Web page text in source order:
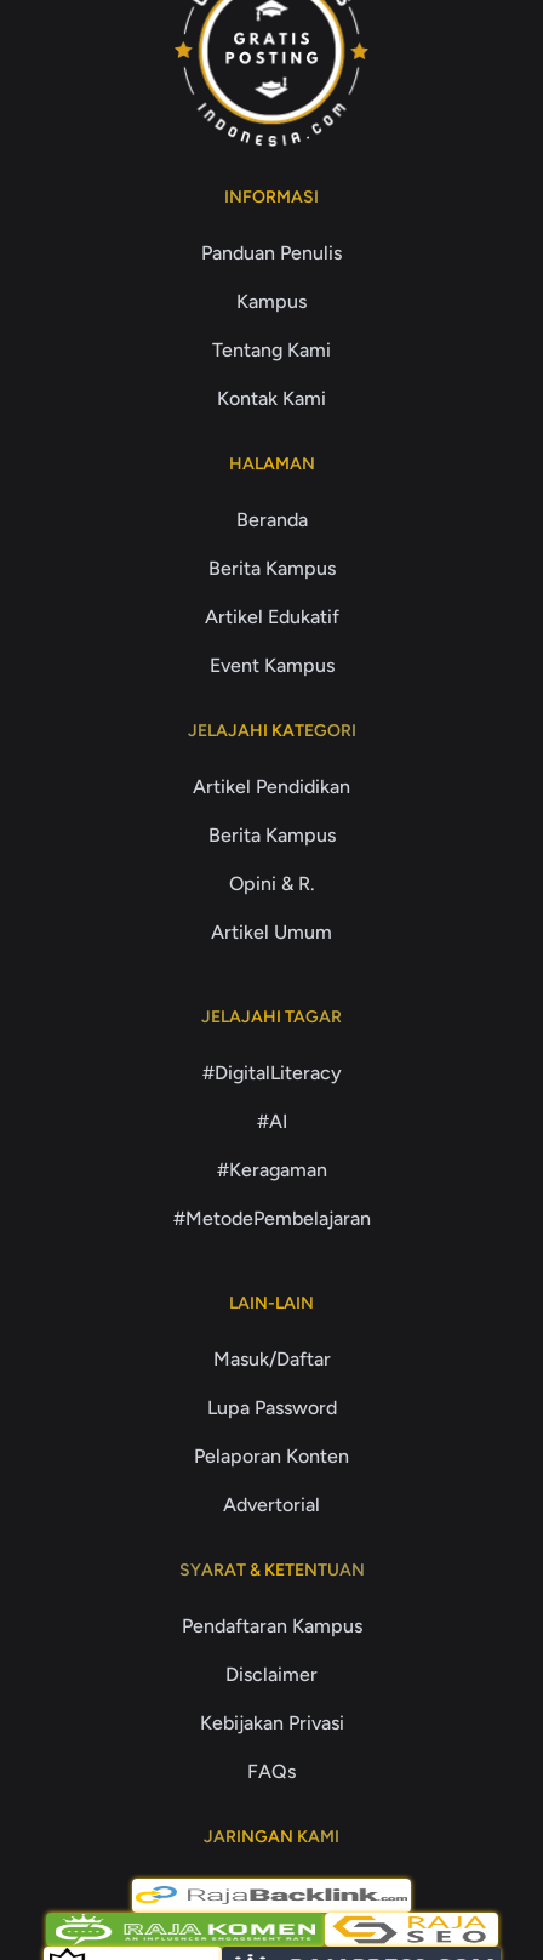
INFORMASI
Panduan Penulis
Kampus
Tentang Kami
Kontak Kami
HALAMAN
Beranda
Berita Kampus
Artikel Edukatif
Event Kampus
JELAJAHI KATEGORI
Artikel Pendidikan
Berita Kampus
Opini & R.
Artikel Umum
JELAJAHI TAGAR
#DigitalLiteracy
#AI
#Keragaman
#MetodePembelajaran
LAIN-LAIN
Masuk/Daftar
Lupa Password
Pelaporan Konten
Advertorial
SYARAT & KETENTUAN
Pendaftaran Kampus
Disclaimer
Kebijakan Privasi
FAQs
JARINGAN KAMI